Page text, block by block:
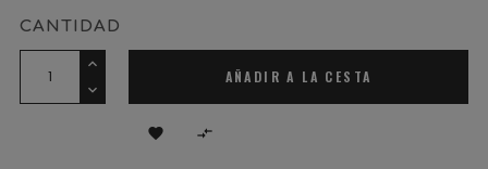
CANTIDAD
AÑADIR A LA CESTA
 